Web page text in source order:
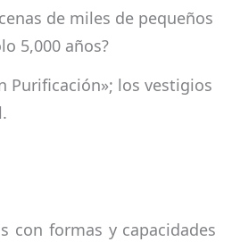
de miles de pequeños
5,000 años?
Purificación»; los vestigios
con formas y capacidades